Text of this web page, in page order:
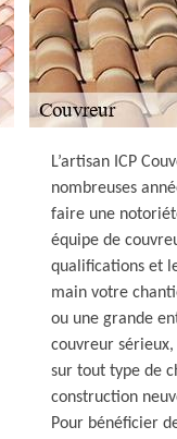
L’artisan ICP
nombreuses
faire une
équipe de
qualifications et
main votre
ou une grande
couvreur
sur tout type de
construction
Pour bénéficier